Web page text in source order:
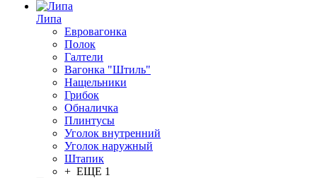
Липа
Евровагонка
Полок
Галтели
Вагонка "Штиль"
Нащельники
Грибок
Обналичка
Плинтусы
Уголок внутренний
Уголок наружный
Штапик
+ ЕЩЕ 1